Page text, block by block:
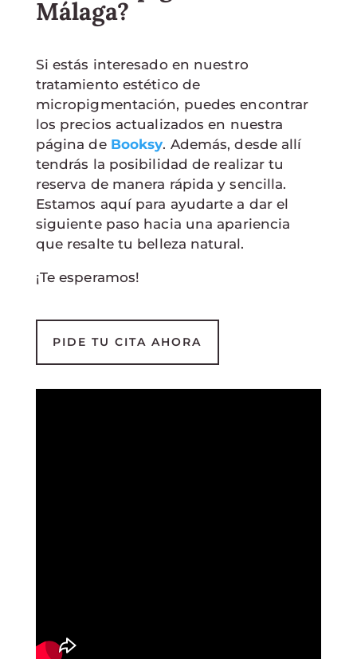
Málaga?
Si estás interesado en nuestro
tratamiento estético de
micropigmentación, puedes encontrar
los precios actualizados en nuestra
página de Booksy. Además, desde allí
tendrás la posibilidad de realizar tu
reserva de manera rápida y sencilla.
Estamos aquí para ayudarte a dar el
siguiente paso hacia una apariencia
que resalte tu belleza natural.
¡Te esperamos!
PIDE TU CITA AHORA